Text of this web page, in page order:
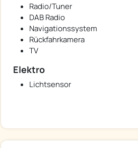
Radio/Tuner
DAB Radio
Navigationssystem
Rückfahrkamera
TV
Elektro
Lichtsensor